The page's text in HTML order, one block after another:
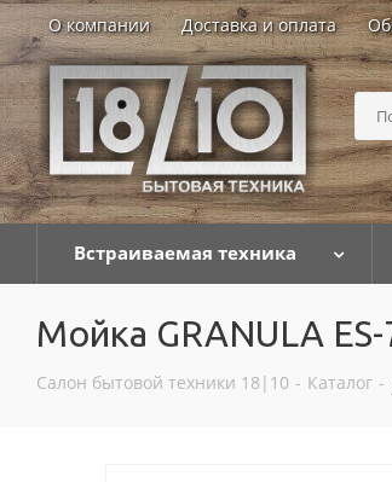
О компании Доставка и оплата
Встраиваемая техника
Мойка GRANULA
Салон бытовой техники 18|10 - Каталог -